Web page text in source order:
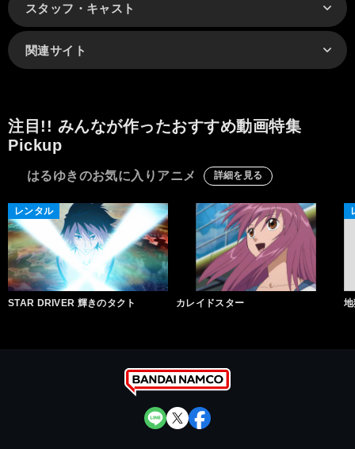
スタッフ・キャスト
関連サイト
注目!! みんなが作ったおすすめ動画特集
Pickup
はるゆきのお気に入りアニメ 詳細を見る
レンタル
STAR DRIVER 輝きのタクト カレイドスター